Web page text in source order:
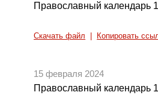
Православный календарь
Скачать файл Копировать
15 февраля 2024
Православный календарь